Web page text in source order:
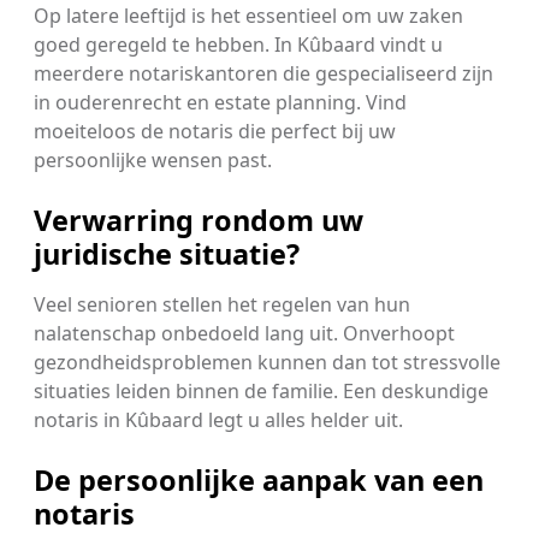
Op latere leeftijd is het essentieel om uw zaken
goed geregeld te hebben. In Kûbaard vindt u
meerdere notariskantoren die gespecialiseerd zijn
in ouderenrecht en estate planning. Vind
moeiteloos de notaris die perfect bij uw
persoonlijke wensen past.
Verwarring rondom uw
juridische situatie?
Veel senioren stellen het regelen van hun
nalatenschap onbedoeld lang uit. Onverhoopt
gezondheidsproblemen kunnen dan tot stressvolle
situaties leiden binnen de familie. Een deskundige
notaris in Kûbaard legt u alles helder uit.
De persoonlijke aanpak van een
notaris